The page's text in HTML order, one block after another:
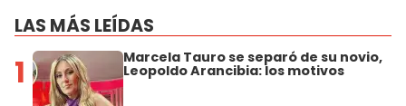
LAS MÁS LEÍDAS
1 Marcela Tauro se separó de su novio,
Leopoldo Arancibia: los motivos